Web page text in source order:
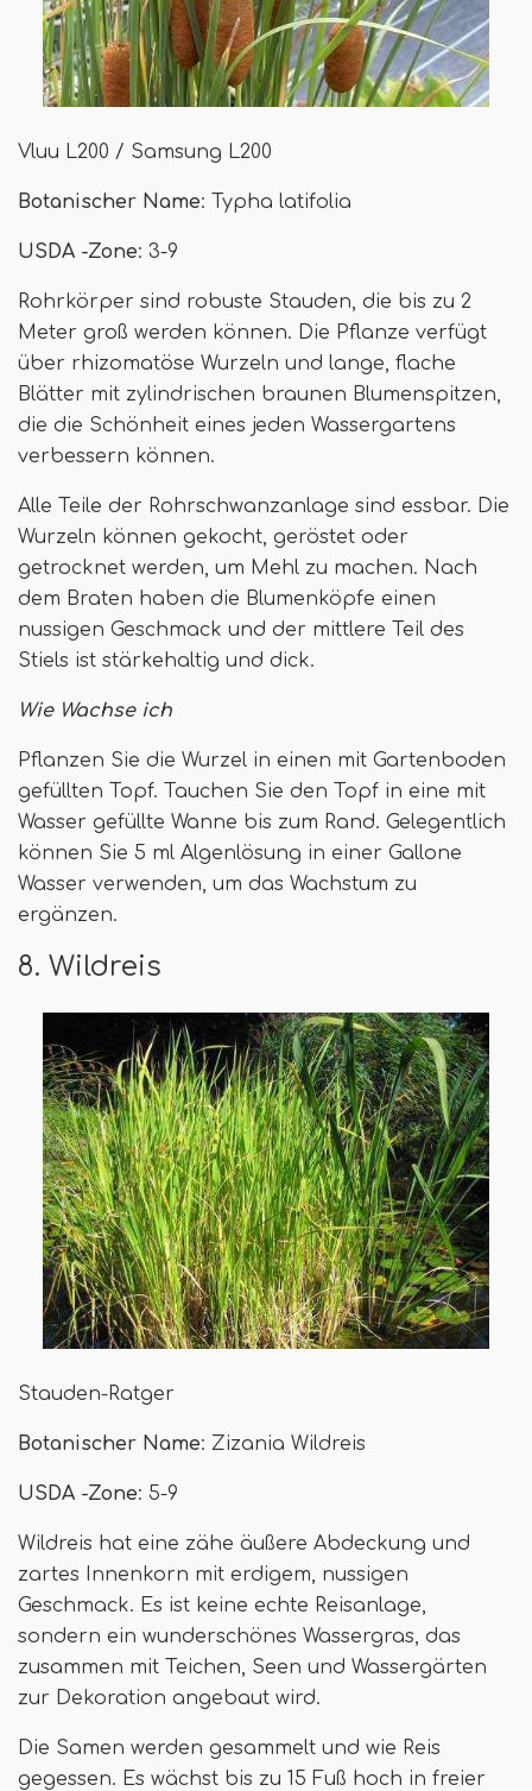
Vluu L200 / Samsung L200
Botanischer Name: Typha latifolia
USDA -Zone: 3-9
Rohrkörper sind robuste Stauden, die bis zu 2
Meter groß werden können. Die Pflanze verfügt
über rhizomatöse Wurzeln und lange, flache
Blätter mit zylindrischen braunen Blumenspitzen,
die die Schönheit eines jeden Wassergartens
verbessern können.
Alle Teile der Rohrschwanzanlage sind essbar. Die
Wurzeln können gekocht, geröstet oder
getrocknet werden, um Mehl zu machen. Nach
dem Braten haben die Blumenköpfe einen
nussigen Geschmack und der mittlere Teil des
Stiels ist stärkehaltig und dick.
Wie Wachse ich
Pflanzen Sie die Wurzel in einen mit Gartenboden
gefüllten Topf. Tauchen Sie den Topf in eine mit
Wasser gefüllte Wanne bis zum Rand. Gelegentlich
können Sie 5 ml Algenlösung in einer Gallone
Wasser verwenden, um das Wachstum zu
ergänzen.
8. Wildreis
Stauden-Ratger
Botanischer Name: Zizania Wildreis
USDA -Zone: 5-9
Wildreis hat eine zähe äußere Abdeckung und
zartes Innenkorn mit erdigem, nussigen
Geschmack. Es ist keine echte Reisanlage,
sondern ein wunderschönes Wassergras, das
zusammen mit Teichen, Seen und Wassergärten
zur Dekoration angebaut wird.
Die Samen werden gesammelt und wie Reis
gegessen. Es wächst bis zu 15 Fuß hoch in freier